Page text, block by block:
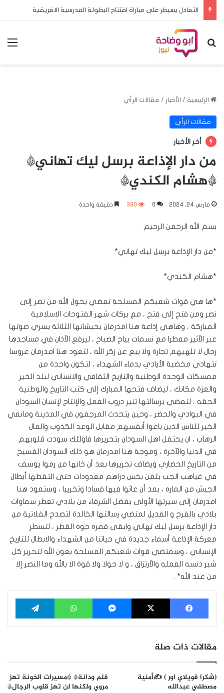
التعادل يسيطر على مباراة افتتاح البطولة المدرسية الافريقية
بحث عن
الرئيسية / الأخبار / مقالات الرأي
مقالات الرأي
أخر الأخبار
من دار الإذاعة برسل ليك تهاني*
*هشام الكندي*
مارس 24, 2024 0
330 دقيقة واحدة
بسم الله الرحمن الرحيم
*من دار الإذاعة برسل ليك تهاني*
*هشام الكندي*
*ها هي قوات شعبكم المسلحة تمضي بحول الله من نصر إلى
نصر ومن فتح إلى فتح ، مع بركات شهر الفتوحات الاسلامية
المباركة ، وهاهي إذاعة هنا امدرمان بحيشانها الثلاثة يسري صوتها
عبر الأثير معطرا مع نسمات بياح الصباح ، ليرفع الأذان في مساجدها
رجال لا تلهيهم تجارة ولا ببع عن زكر الله ، لتعود هنا امدرمان عروسا
تتهادى مخضبة الأيادي بدماء الشهداء ، لتكون واحدة من
ممسكات الوحدة الوطنية والتاريخ الثقافي والانساني لبلد الخير
والعزة مكانك ، ليضاف فتحها المبارك إلى كتب التاريخ والوطنية
الحقه ، لتمضي برسالتها تنير دروب العمل والإنتاج لإنسان السودان
في البوادي والحضر ، وحين يتحدث المرجفون في المدينة ومانعي
الخير للناس الذين باعوا أنفسهم مقابل الوعد الكذوب والمال
الرهاب ، ان يحتفل اهل السودان بتحريرها فاولئك سودت قلوبهم
في الدنيا والآخرة ، وموجة هنا امدرمان هو ذلك السودان الفسيح
من التاريخ الحضاري ويضاف تحريرها بعد أن خانها من رموا يوسف
في غياهب الجب بثمن بخس دراهم معدودات حتى التقطها أبطال
الجيش من الماره ، بعد أن عاثوا فيها فسادا وتخريبا ، وستعود هنا
امدرمان إلى سيرتها الأولى بفضل الشرفاء من بلادي تعطر سماوات
بلادي بالفرح و العديل لمتضي رسالتها الخالدة لتصدح الفلاتية من
دار الإذاعة برسل ليك تهاني وابقى قمره جوه القطر ، لتسطر
معركة الإذاعة أسماء جديدة في حياتنا من الشهداء والابطال للتاريخ
الإنساني ، وسمتضي قوات شعبكم المسلحة بعون الله لتحرير كل
شبر دنسه العمله والأرتزاق ، و لا حولا ولا قوة الا بالله وما النصر إلا
من عند الله* .
فيسبوك ‫X ماسنجر واتساب
مقالات ذات صلة
(شكرا قويلاي اور ) ✍️أمنية
مصطفي عبدالله
قلم ودانة* *مسيرات الخونة تهز
مروي ولكنها لن تهز قلوب الرجال*